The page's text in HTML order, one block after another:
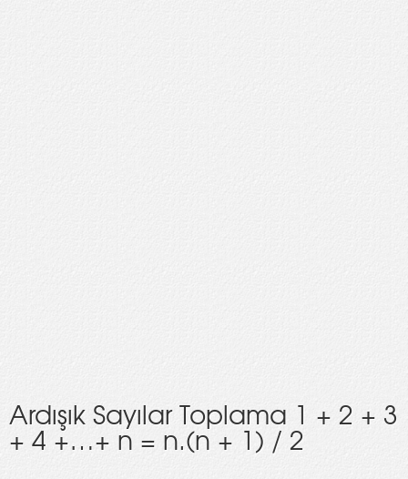
Ardışık Sayılar Toplama 1 + 2 + 3
+ 4 +…+ n = n.(n + 1) / 2